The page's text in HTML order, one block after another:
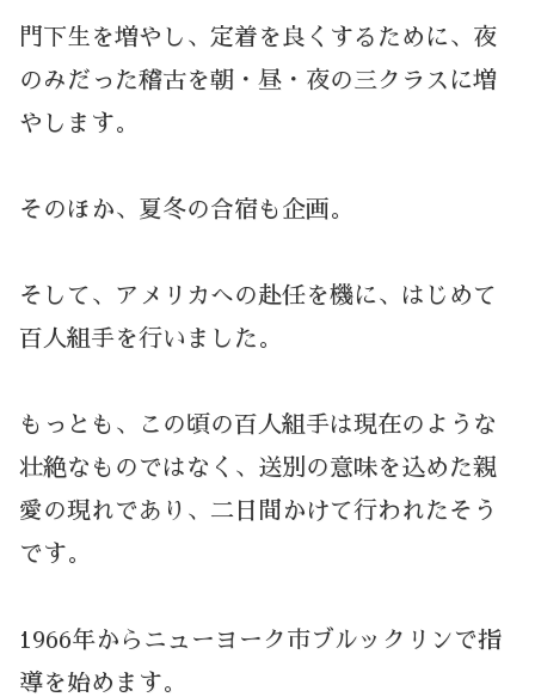
門下生を増やし、定着を良くするために、夜
のみだった稽古を朝・昼・夜の三クラスに増
やします。
そのほか、夏冬の合宿も企画。
そして、アメリカへの赴任を機に、はじめて
百人組手を行いました。
もっとも、この頃の百人組手は現在のような
壮絶なものではなく、送別の意味を込めた親
愛の現れであり、二日間かけて行われたそう
です。
1966年からニューヨーク市ブルックリンで指
導を始めます。